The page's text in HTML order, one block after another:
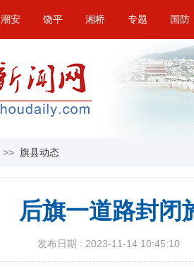
潮安 饶平 湘桥 专题 国防
>> 旗县动态
后旗一道路封闭
发布日期 : 2023-11-14 10:45:10